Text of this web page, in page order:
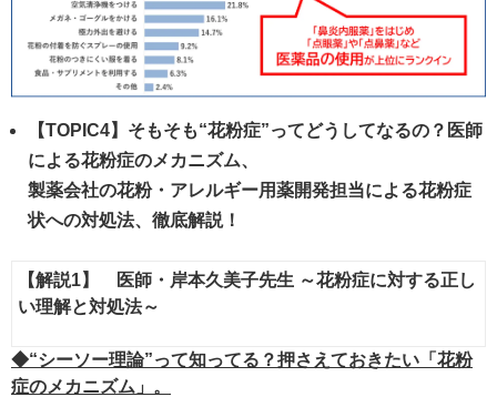
【TOPIC4】そもそも“花粉症”ってどうしてなるの？医師
による花粉症のメカニズム、
製薬会社の花粉・アレルギー用薬開発担当による花粉症
状への対処法、徹底解説！
【解説1】 医師・岸本久美子先生 ～花粉症に対する正し
い理解と対処法～
◆“シーソー理論”って知ってる？押さえておきたい「花粉
症のメカニズム」。